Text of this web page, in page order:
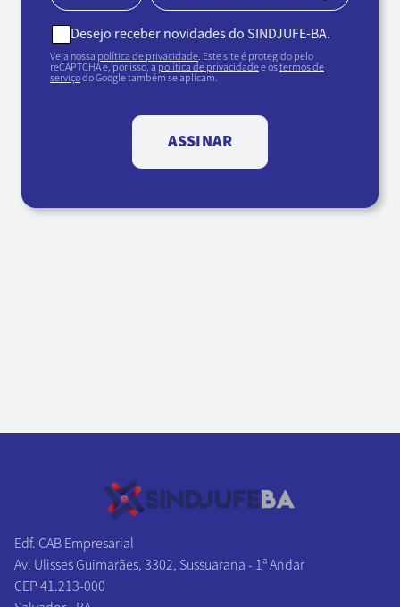
Desejo receber novidades do SINDJUFE-BA.
Veja nossa política de privacidade. Este site é protegido pelo
reCAPTCHA e, por isso, a política de privacidadee ostermos de
serviçodo Google também se aplicam.
ASSINAR
Edf. CAB Empresarial
Av. Ulisses Guimarães, 3302, Sussuarana - 1ª Andar
CEP 41.213-000